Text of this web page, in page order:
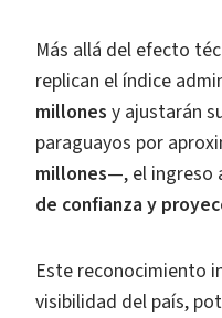
Más allá del efecto
replican el índice
millones y ajustarán
paraguayos por
millones—, el ingreso
de confianza y
Este reconocimiento
visibilidad del país,